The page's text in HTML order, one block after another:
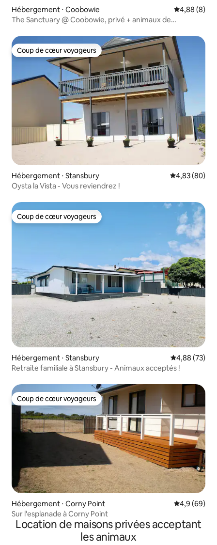
Hébergement ⋅ Coobowie Évaluation
4,88 (8)
The Sanctuary @ Coobowie, privé + animaux de
Coup de cœur voyageurs
Coup de cœur voyageurs
Hébergement ⋅ Stansbury Évaluation
4,83 (80)
Oysta la Vista - Vous reviendrez !
Coup de cœur voyageurs
Coup de cœur voyageurs
Hébergement ⋅ Stansbury Évaluation
4,88 (73)
Retraite familiale à Stansbury - Animaux acceptés !
Coup de cœur voyageurs
Coup de cœur voyageurs
Hébergement ⋅ Corny Point Évaluation
4,9 (69)
Sur l'esplanade à Corny Point
Location de maisons privées acceptant
les animaux